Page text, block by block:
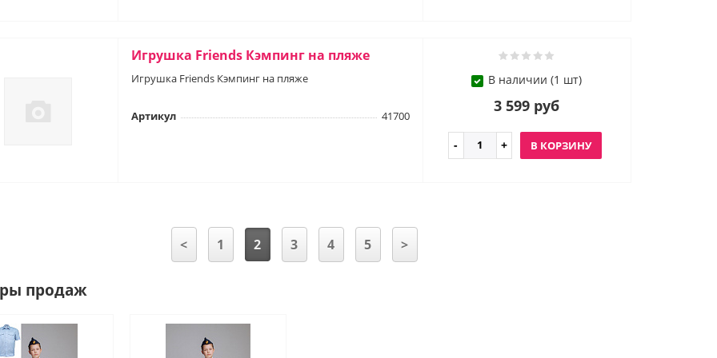
Игрушка Friends Кэмпинг на пляже
Игрушка Friends Кэмпинг на пляже
Артикул 41700
В наличии (1 шт)
3 599 руб
В КОРЗИНУ
< 1 2 3 4 5 >
продаж